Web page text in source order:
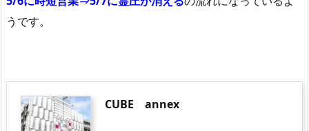
うです。
CUBE annex